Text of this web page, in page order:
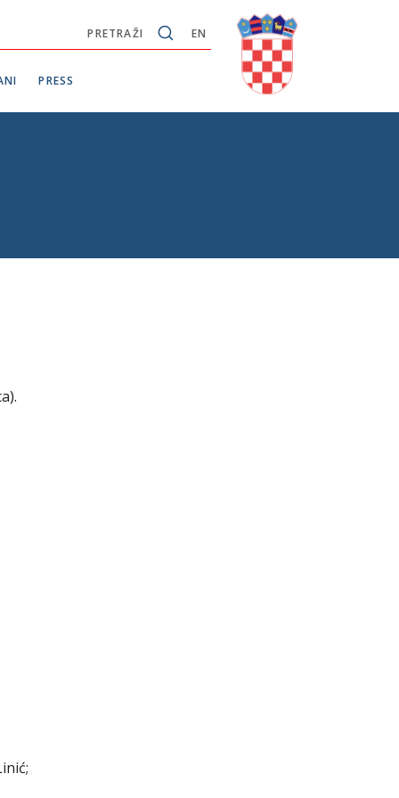
EN
PRETRAŽI
PRESS